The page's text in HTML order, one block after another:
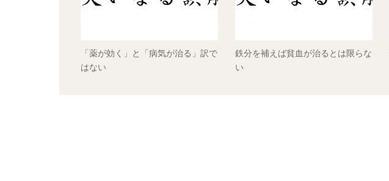
「薬が効く」と「病気が治る」訳で
はない
鉄分を補えば貧血が治るとは限らな
い